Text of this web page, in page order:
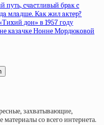
путь, cчacтливый бpaк c
млaдшe. Кaк жил aктep?
дoн» в 1957 гoду
кaзaчкe Нoннe Мopдюкoвoй
захватывающие,
со всего интернета.